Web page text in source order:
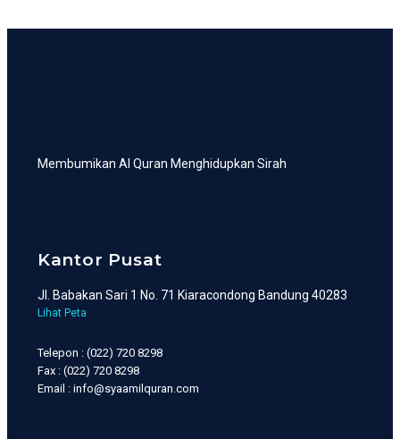
Membumikan Al Quran Menghidupkan Sirah
Kantor Pusat
Jl. Babakan Sari 1 No. 71 Kiaracondong Bandung 40283
Lihat Peta
Telepon : (022) 720 8298
Fax : (022) 720 8298
Email : info@syaamilquran.com